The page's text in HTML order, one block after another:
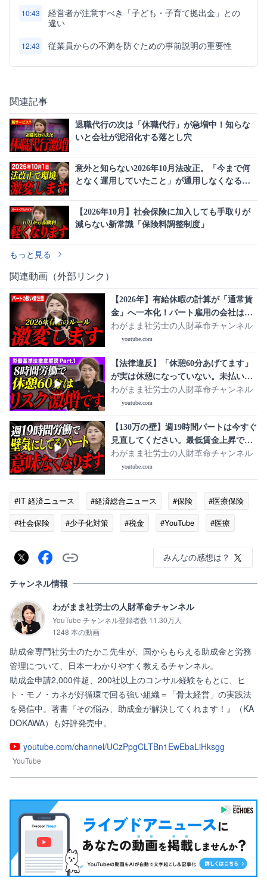
10:43
経営者が注意すべき「子ども・子育て拠出金」との
違い
12:43 従業員からの不満を防ぐための事前説明の重要性
関連記事
退職代行の次は「休職代行」が急増中！知らな
いと会社が泥沼化する落とし穴
意外と知らない2026年10月法改正。「今まで何
となく運用していたこと」が通用しなくなる労
【2026年10月】社会保険に加入しても手取りが
減らない新常識「保険料調整制度」
もっと見る
関連動画（外部リンク）
【2026年】有給休暇の計算が「通常賃
金」へ一本化！パート雇用の会社は要
注意
わがまま社労士の人財革命チャンネル
youtube.com
【法律違反】「休憩60分あげてます」
が実は休憩になっていない。未払い賃
金が発生する会社の共通点
わがまま社労士の人財革命チャンネル
youtube.com
【130万の壁】週19時間パートは今すぐ
見直してください。最低賃金上昇で起
きる「働き損」の真実
わがまま社労士の人財革命チャンネル
youtube.com
#IT 経済ニュース #経済総合ニュース #保険
#医療保険
#社会保険
#少子化対策 #税金 #YouTube
#医療
みんなの感想は？
チャンネル情報
わがまま社労士の人財革命チャンネル
YouTube チャンネル登録者数 11.30万人
1248 本の動画
助成金専門社労士のたかこ先生が、国からもらえる助成金と労務
管理について、日本一わかりやすく教えるチャンネル。
助成金申請2,000件超、200社以上のコンサル経験をもとに、ヒ
ト・モノ・カネが好循環で回る強い組織＝「骨太経営」の実践法
を発信中。著書『その悩み、助成金が解決してくれます！』（KA
DOKAWA）も好評発売中。
youtube.com/channel/UCzPpgCLTBn1EwEbaLiHksgg
YouTube